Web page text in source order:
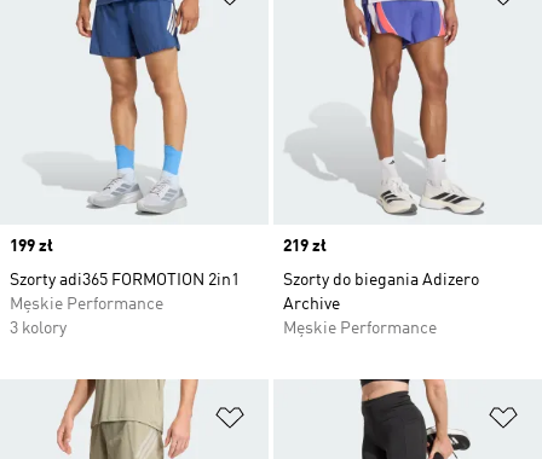
Price
199 zł
Szorty adi365 FORMOTION 2in1
Męskie Performance
3 kolory
Price
219 zł
Szorty do biegania Adizero
Archive
Męskie Performance
Dodaj do listy życzeń